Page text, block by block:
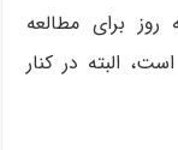
برای مطالعه
البته در کنار